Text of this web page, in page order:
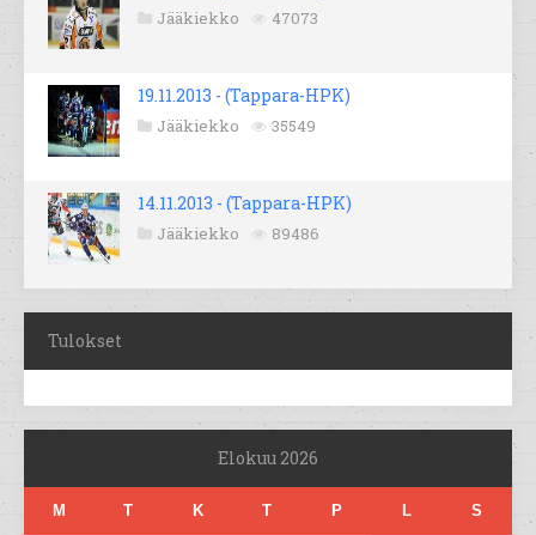
Jääkiekko 47073
19.11.2013 - (Tappara-HPK)
Jääkiekko 35549
14.11.2013 - (Tappara-HPK)
Jääkiekko 89486
Tulokset
Elokuu 2026
M T K T P L S